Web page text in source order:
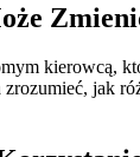
kierowcą,
jak